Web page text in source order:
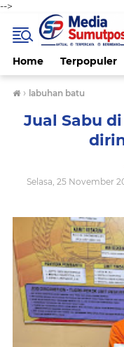
-->
Home Terpopuler
› labuhan batu
Jual Sabu
Selasa, 25 November